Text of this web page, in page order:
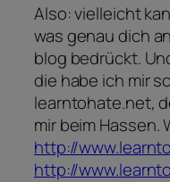
Also: vielleicht
was genau dich
blog bedrückt.
die habe ich mir
learntohate.net,
mir beim Hassen.
http://
http://